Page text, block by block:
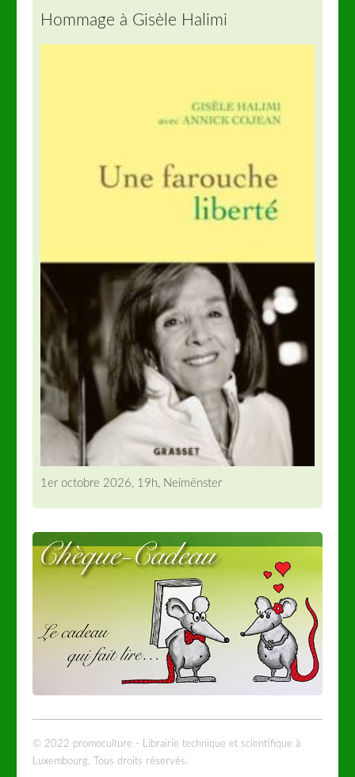
Hommage à Gisèle Halimi
1er octobre 2026, 19h, Neimënster
© 2022 promoculture - Librairie technique et scientifique à
Luxembourg. Tous droits réservés.